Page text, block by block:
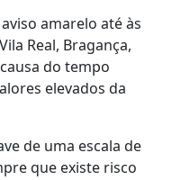
amarelo até às
Real, Bragança,
do tempo
elevados da
de uma escala de
que existe risco